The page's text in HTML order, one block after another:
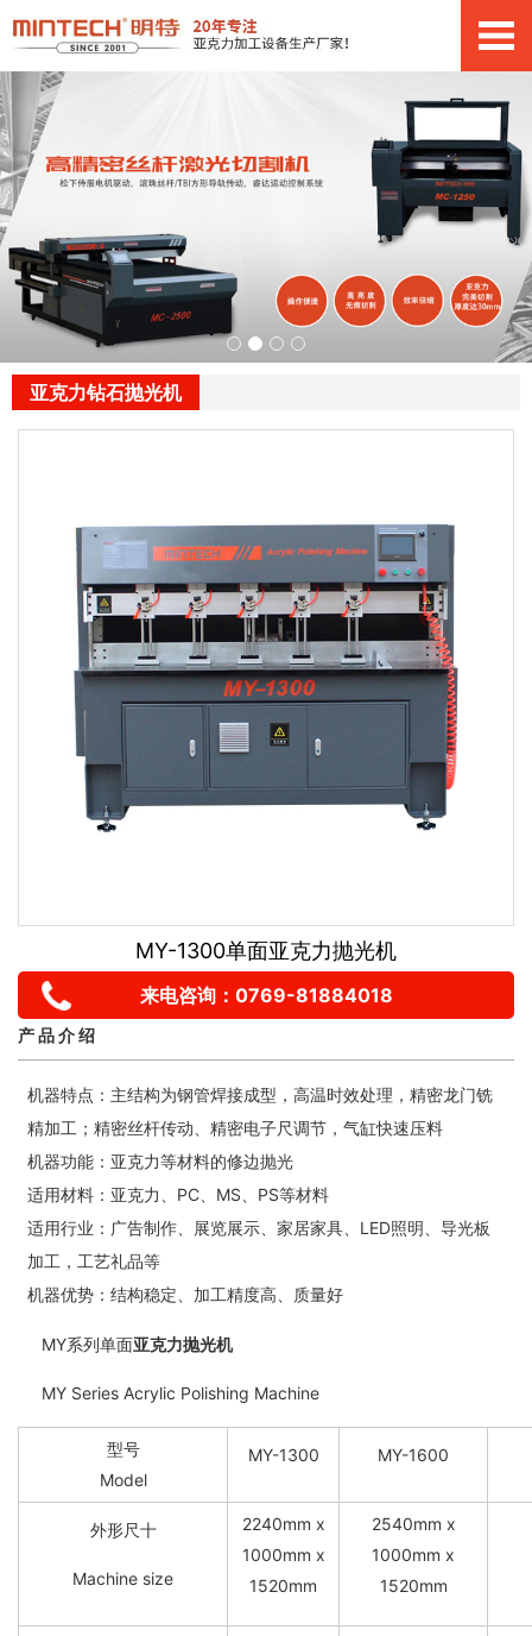
亚克力钻石抛光机
MY-1300单面亚克力抛光机
来电咨询：0769-81884018
产 品 介 绍
机器特点：主结构为钢管焊接成型，高温时效处理，精密龙门铣
精加工；精密丝杆传动、精密电子尺调节，气缸快速压料
机器功能：亚克力等材料的修边抛光
适用材料：亚克力、PC、MS、PS等材料
适用行业：广告制作、展览展示、家居家具、LED照明、导光板
加工，工艺礼品等
机器优势：结构稳定、加工精度高、质量好
MY系列单面亚克力抛光机
MY Series Acrylic Polishing Machine
型号
Model
MY-1300 MY-1600
外形尺十
Machine size
2240mm x
1000mm x
1520mm
2540mm x
1000mm x
1520mm